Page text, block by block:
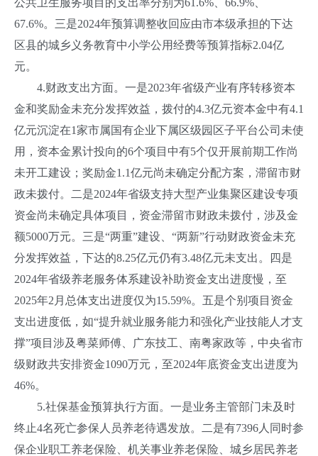
公共卫生服务项目的支出率分别为61.6%、66.9%、
67.6%。三是2024年预算调整收回应由市本级承担的下达
区县的城乡义务教育中小学公用经费等预算指标2.04亿
元。
4.财政支出方面。一是2023年省级产业有序转移资本
金和奖励金未充分发挥效益，拨付的4.3亿元资本金中有4.1
亿元沉淀在1家市属国有企业下属区级园区子平台公司未使
用，资本金累计投向的6个项目中有5个仅开展前期工作尚
未开工建设；奖励金1.1亿元尚未确定分配方案，滞留市财
政未拨付。二是2024年省级支持大型产业集聚区建设专项
资金尚未确定具体项目，资金滞留市财政未拨付，涉及金
额5000万元。三是“两重”建设、“两新”行动财政资金未充
分发挥效益，下达的8.25亿元仍有3.48亿元未支出。四是
2024年省级养老服务体系建设补助资金支出进度慢，至
2025年2月总体支出进度仅为15.59%。五是个别项目资金
支出进度低，如“提升就业服务能力和强化产业技能人才支
撑”项目涉及粤菜师傅、广东技工、南粤家政等，中央省市
级财政共安排资金1090万元，至2024年底资金支出进度为
46%。
5.社保基金预算执行方面。一是业务主管部门未及时
终止4名死亡参保人员养老待遇发放。二是有7396人同时参
保企业职工养老保险、机关事业养老保险、城乡居民养老